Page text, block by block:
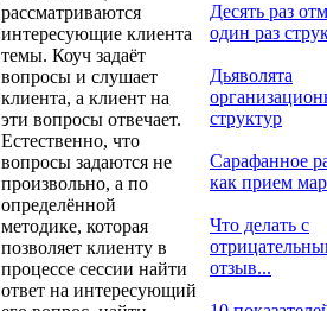
рассматриваются
интересующие клиента
темы. Коуч задаёт
вопросы и слушает
клиента, а клиент на
эти вопросы отвечает.
Естественно, что
вопросы задаются не
произвольно, а по
определённой
методике, которая
позволяет клиенту в
процессе сессии найти
ответ на интересующий
Десять раз
один раз
Дьяволята
структур
Сарафанное
как прием
Что делать с
отзыв...